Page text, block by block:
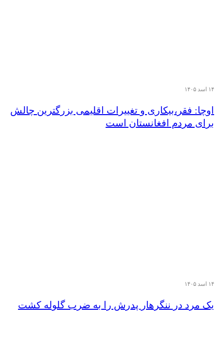
۱۴ اسد ۱۴۰۵
اوچا: فقر،بیکاری و تغییرات اقلیمی بزرگترین چالش
برای مردم افغانستان است
۱۴ اسد ۱۴۰۵
یک مرد در ننگرهار پدرش را به ضرب گلوله کشت